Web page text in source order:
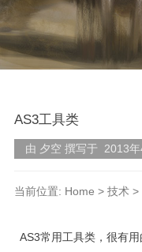
AS3工具类
由 夕空 撰写于 2013年
当前位置: Home > 技术>
AS3常用工具类，很有
首页
分类
生活
技术
flash
设计